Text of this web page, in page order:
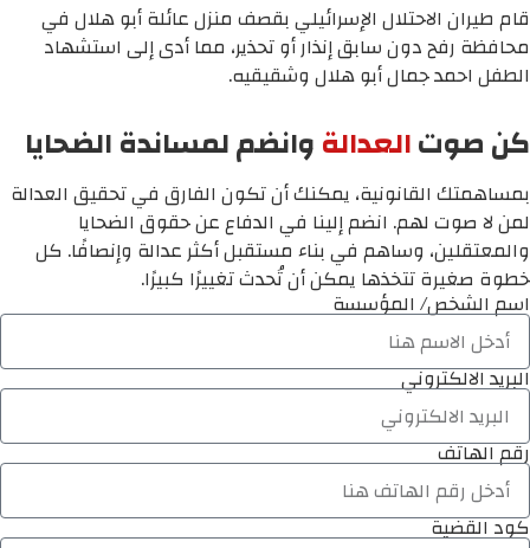
قام طيران الاحتلال الإسرائيلي بقصف منزل عائلة أبو هلال في
محافظة رفح دون سابق إنذار أو تحذير، مما أدى إلى استشهاد
الطفل احمد جمال أبو هلال وشقيقيه.
كن صوتالعدالةوانضم لمساندة الضحايا
بمساهمتك القانونية، يمكنك أن تكون الفارق في تحقيق العدالة
لمن لا صوت لهم. انضم إلينا في الدفاع عن حقوق الضحايا
والمعتقلين، وساهم في بناء مستقبل أكثر عدالة وإنصافًا. كل
خطوة صغيرة تتخذها يمكن أن تُحدث تغييرًا كبيرًا.
اسم الشخص/ المؤسسة
البريد الالكتروني
رقم الهاتف
كود القضية